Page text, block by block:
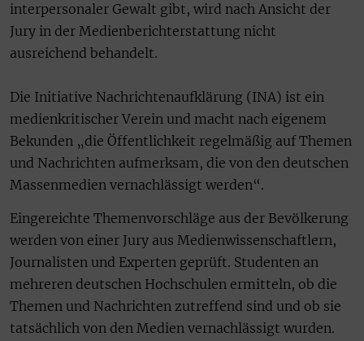
interpersonaler Gewalt gibt, wird nach Ansicht der
Jury in der Medienberichterstattung nicht
ausreichend behandelt.
Die Initiative Nachrichtenaufklärung (INA) ist ein
medienkritischer Verein und macht nach eigenem
Bekunden „die Öffentlichkeit regelmäßig auf Themen
und Nachrichten aufmerksam, die von den deutschen
Massenmedien vernachlässigt werden“.
Eingereichte Themenvorschläge aus der Bevölkerung
werden von einer Jury aus Medienwissenschaftlern,
Journalisten und Experten geprüft. Studenten an
mehreren deutschen Hochschulen ermitteln, ob die
Themen und Nachrichten zutreffend sind und ob sie
tatsächlich von den Medien vernachlässigt wurden.